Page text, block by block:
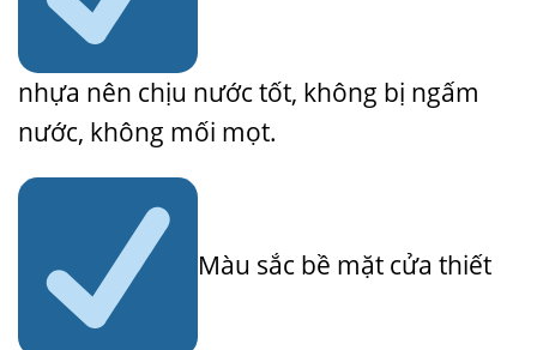
nhựa nên chịu nước tốt, không bị ngấm
nước, không mối mọt.
Màu sắc bề mặt cửa thiết